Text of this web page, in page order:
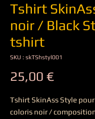
Tshirt
noir / Black
tshirt
SKU : skTShstyl001
25,00 €Prix
Tshirt SkinAss Style
coloris noir /